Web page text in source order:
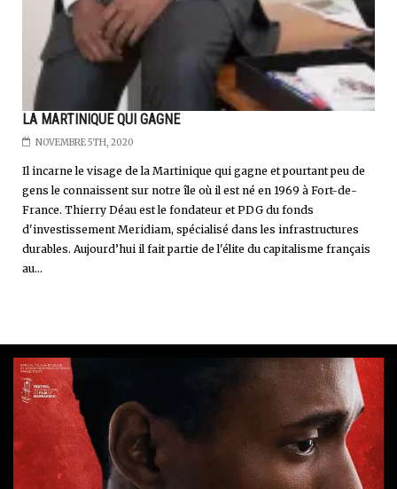
LA MARTINIQUE QUI GAGNE
NOVEMBRE 5TH, 2020
Il incarne le visage de la Martinique qui gagne et pourtant peu de
gens le connaissent sur notre île où il est né en 1969 à Fort-de-
France. Thierry Déau est le fondateur et PDG du fonds
d'investissement Meridiam, spécialisé dans les infrastructures
durables. Aujourd’hui il fait partie de l'élite du capitalisme français
au...